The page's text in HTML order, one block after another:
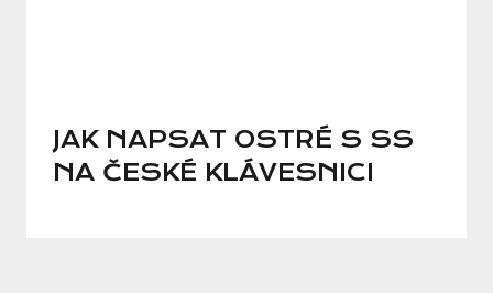
JAK NAPSAT OSTRÉ S SS N
A ČESKÉ KLÁVESNICI